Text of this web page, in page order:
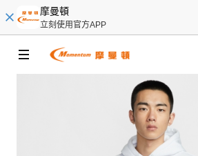
摩曼頓
立刻使用官方APP